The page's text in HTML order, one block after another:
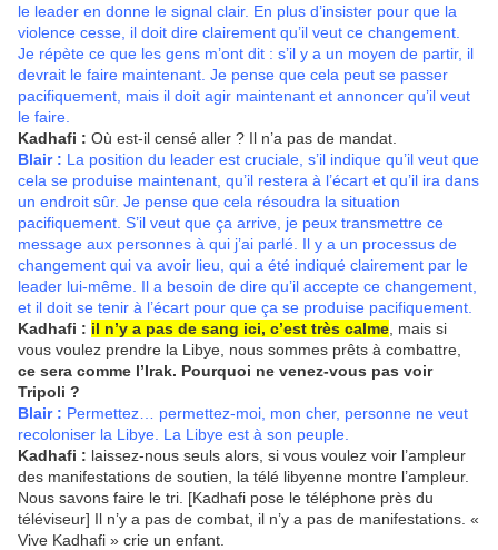
le leader en donne le signal clair. En plus d’insister pour que la
violence cesse, il doit dire clairement qu’il veut ce changement.
Je répète ce que les gens m’ont dit : s’il y a un moyen de partir, il
devrait le faire maintenant. Je pense que cela peut se passer
pacifiquement, mais il doit agir maintenant et annoncer qu’il veut
le faire.
Kadhafi : Où est-il censé aller ? Il n’a pas de mandat.
Blair : La position du leader est cruciale, s’il indique qu’il veut que
cela se produise maintenant, qu’il restera à l’écart et qu’il ira dans
un endroit sûr. Je pense que cela résoudra la situation
pacifiquement. S’il veut que ça arrive, je peux transmettre ce
message aux personnes à qui j’ai parlé. Il y a un processus de
changement qui va avoir lieu, qui a été indiqué clairement par le
leader lui-même. Il a besoin de dire qu’il accepte ce changement,
et il doit se tenir à l’écart pour que ça se produise pacifiquement.
Kadhafi : il n’y a pas de sang ici, c’est très calme , mais si
vous voulez prendre la Libye, nous sommes prêts à combattre,
ce sera comme l’Irak. Pourquoi ne venez-vous pas voir
Tripoli ?
Blair : Permettez… permettez-moi, mon cher, personne ne veut
recoloniser la Libye. La Libye est à son peuple.
Kadhafi : laissez-nous seuls alors, si vous voulez voir l’ampleur
des manifestations de soutien, la télé libyenne montre l’ampleur.
Nous savons faire le tri. [Kadhafi pose le téléphone près du
téléviseur] Il n’y a pas de combat, il n’y a pas de manifestations. «
Vive Kadhafi » crie un enfant.